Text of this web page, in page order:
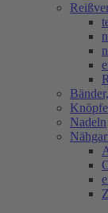
Knöpfe
Nadeln